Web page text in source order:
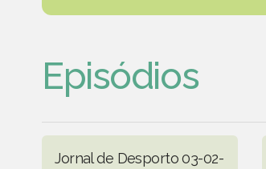
Episódios
Jornal de Desporto 03-02-